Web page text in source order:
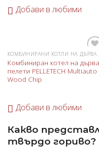
Добави в любими
Добави
в
любими
Комбиниран котел на
пелети PELLETECH Multiauto
Wood Chip
Добави в любими
Какво
твърдо гориво?